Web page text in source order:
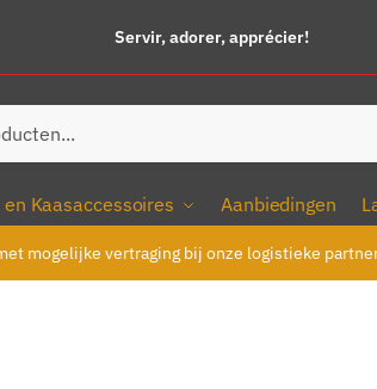
Servir, adorer, apprécier!
Kaasaccessoires Aanbiedingen
mogelijke vertraging bij onze logistieke